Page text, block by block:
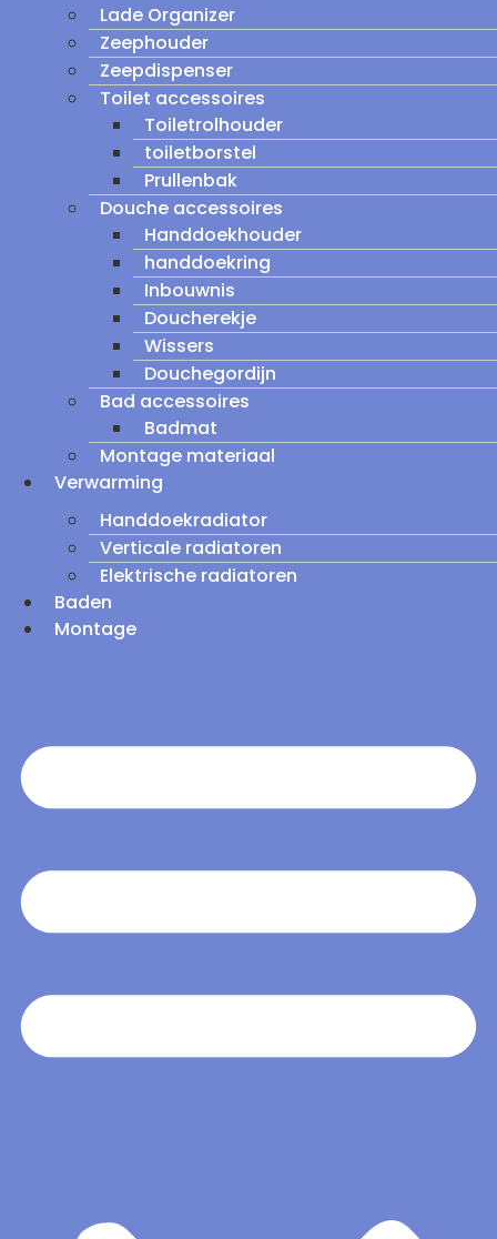
Lade Organizer
Zeephouder
Zeepdispenser
Toilet accessoires
Toiletrolhouder
toiletborstel
Prullenbak
Douche accessoires
Handdoekhouder
handdoekring
Inbouwnis
Doucherekje
Wissers
Douchegordijn
Bad accessoires
Badmat
Montage materiaal
Verwarming
Handdoekradiator
Verticale radiatoren
Elektrische radiatoren
Baden
Montage